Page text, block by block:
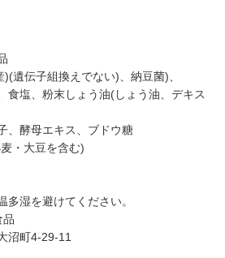
遺伝子組換えでない)、納豆菌)、
末しょう油(しょう油、デキス
エキス、ブドウ糖
豆を含む)
g×10包
湿を避けてください。
町4-29-11